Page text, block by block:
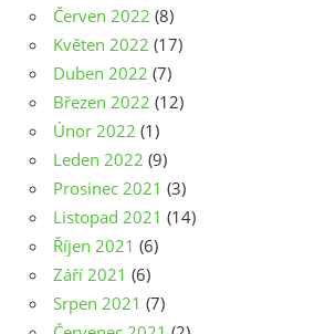
Červen 2022 (8)
Květen 2022 (17)
Duben 2022 (7)
Březen 2022 (12)
Únor 2022 (1)
Leden 2022 (9)
Prosinec 2021 (3)
Listopad 2021 (14)
Říjen 2021 (6)
Září 2021 (6)
Srpen 2021 (7)